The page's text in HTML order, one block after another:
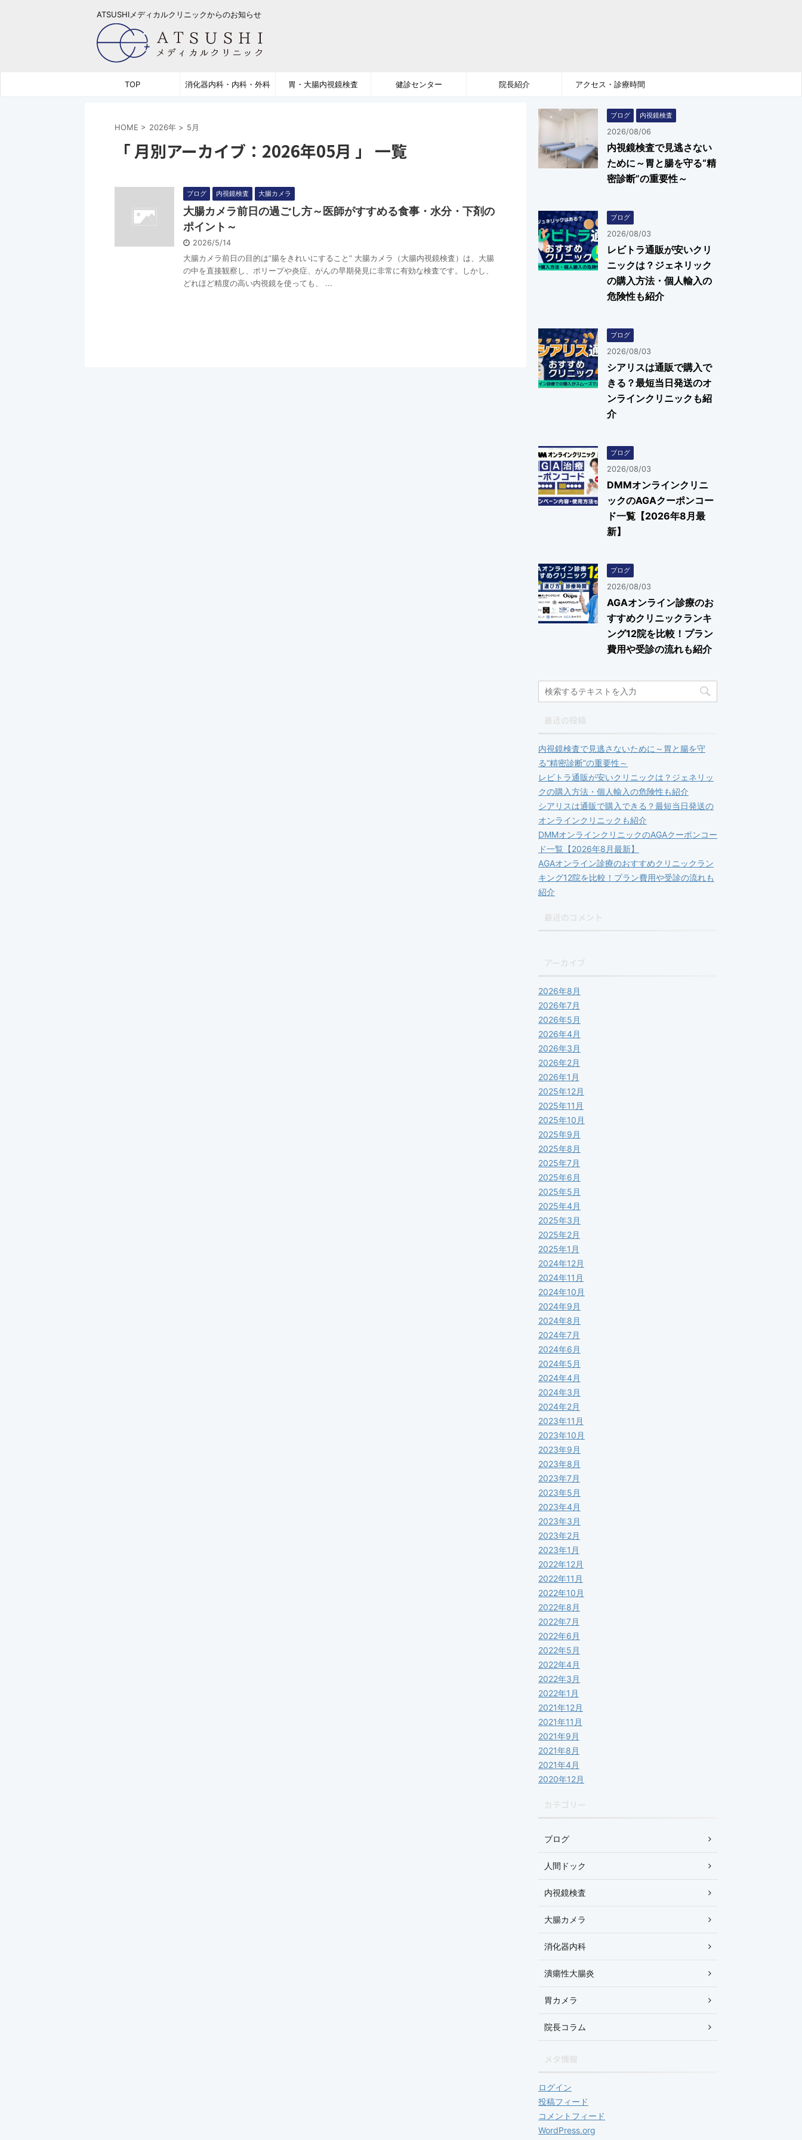
ATSUSHIメディカルクリニックからのお知らせ
TOP 消化器内科・内科・外科 胃・大腸内視鏡検査 健診センター 院長紹介 アクセス・診療時間
HOME > 2026年 > 5月
「 月別アーカイブ：2026年05月 」 一覧
ブログ 内視鏡検査 大腸カメラ
大腸カメラ前日の過ごし方～医師がすすめる食事・水分・下剤の
ポイント～
2026/5/14
大腸カメラ前日の目的は“腸をきれいにすること” 大腸カメラ（大腸内視鏡検査）は、大腸
の中を直接観察し、ポリープや炎症、がんの早期発見に非常に有効な検査です。しかし、
どれほど精度の高い内視鏡を使っても、 ...
ブログ 内視鏡検査
2026/08/06
内視鏡検査で見逃さない
ために～胃と腸を守る“精
密診断”の重要性～
ブログ
2026/08/03
レビトラ通販が安いクリ
ニックは？ジェネリック
の購入方法・個人輸入の
危険性も紹介
ブログ
2026/08/03
シアリスは通販で購入で
きる？最短当日発送のオ
ンラインクリニックも紹
介
ブログ
2026/08/03
DMMオンラインクリニ
ックのAGAクーポンコー
ド一覧【2026年8月最
新】
ブログ
2026/08/03
AGAオンライン診療のお
すすめクリニックランキ
ング12院を比較！プラン
費用や受診の流れも紹介
内視鏡検査で見逃さないために～胃と腸を守
る“精密診断”の重要性～
レビトラ通販が安いクリニックは？ジェネリッ
クの購入方法・個人輸入の危険性も紹介
シアリスは通販で購入できる？最短当日発送の
オンラインクリニックも紹介
DMMオンラインクリニックのAGAクーポンコー
ド一覧【2026年8月最新】
AGAオンライン診療のおすすめクリニックラン
キング12院を比較！プラン費用や受診の流れも
紹介
2026年8月
2026年7月
2026年5月
2026年4月
2026年3月
2026年2月
2026年1月
2025年12月
2025年11月
2025年10月
2025年9月
2025年8月
2025年7月
2025年6月
2025年5月
2025年4月
2025年3月
2025年2月
2025年1月
2024年12月
2024年11月
2024年10月
2024年9月
2024年8月
2024年7月
2024年6月
2024年5月
2024年4月
2024年3月
2024年2月
2023年11月
2023年10月
2023年9月
2023年8月
2023年7月
2023年5月
2023年4月
2023年3月
2023年2月
2023年1月
2022年12月
2022年11月
2022年10月
2022年8月
2022年7月
2022年6月
2022年5月
2022年4月
2022年3月
2022年1月
2021年12月
2021年11月
2021年9月
2021年8月
2021年4月
2020年12月
ブログ
人間ドック
内視鏡検査
大腸カメラ
消化器内科
潰瘍性大腸炎
胃カメラ
院長コラム
ログイン
投稿フィード
コメントフィード
WordPress.org